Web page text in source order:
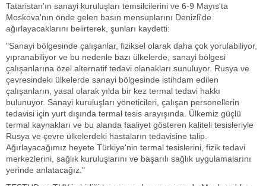
Tataristan'ın sanayi kuruluşları temsilcilerini ve 6-9 Mayıs'ta
Moskova'nın önde gelen basın mensuplarını Denizli'de
ağırlayacaklarını belirterek, şunları kaydetti:
"Sanayi bölgesinde çalışanlar, fiziksel olarak daha çok yorulabiliyor,
yıpranabiliyor ve bu nedenle bazı ülkelerde, sanayi bölgesi
çalışanlarına özel alternatif tedavi olanakları sunuluyor. Rusya ve
çevresindeki ülkelerde sanayi bölgesinde istihdam edilen
çalışanların, yasal olarak yılda bir kez termal tedavi hakkı
bulunuyor. Sanayi kuruluşları yöneticileri, çalışan personellerin
tedavisi için yurt dışında termal tesis arayışında. Ülkemiz güçlü
termal kaynakları ve bu alanda faaliyet gösteren kaliteli tesisleriyle
Rusya ve çevre ülkelerdeki hastaların tedavisine talip.
Ağırlayacağımız heyete Türkiye'nin termal tesislerini, fizik tedavi
merkezlerini, sağlık kuruluşlarını ve başarılı sağlık uygulamalarını
yerinde anlatacağız."